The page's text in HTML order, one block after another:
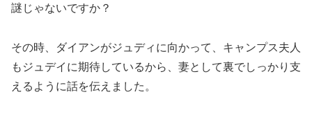
謎じゃないですか？
その時、ダイアンがジュディに向かって、キャンプス夫人
もジュデイに期待しているから、妻として裏でしっかり支
えるように話を伝えました。